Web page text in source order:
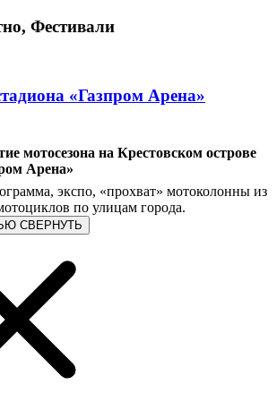
Фестивали
«Газпром Арена»
мотосезона на Крестовском острове
Арена»
экспо, «прохват» мотоколонны из
по улицам города.
СВЕРНУТЬ